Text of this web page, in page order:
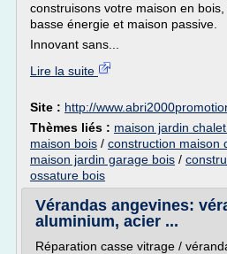
construisons votre maison en
basse énergie et maison passive.
Innovant sans...
Lire la suite
Site : http://
Thèmes liés : maison jardin
maison bois / construction maison
maison jardin garage bois /
ossature bois
Vérandas angevines:
aluminium, acier ...
Réparation casse vitrage /